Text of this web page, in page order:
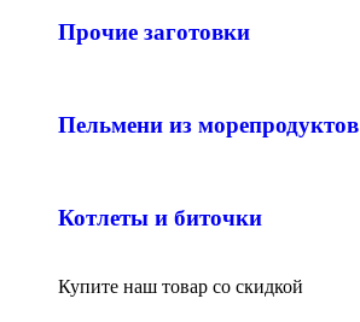
Прочие заготовки
Пельмени из морепродуктов
Котлеты и биточки
Купите наш товар со скидкой